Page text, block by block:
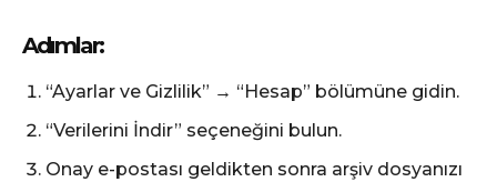
Adımlar:
“Ayarlar ve Gizlilik” → “Hesap” bölümüne gidin.
“Verilerini İndir” seçeneğini bulun.
Onay e-postası geldikten sonra arşiv dosyanızı